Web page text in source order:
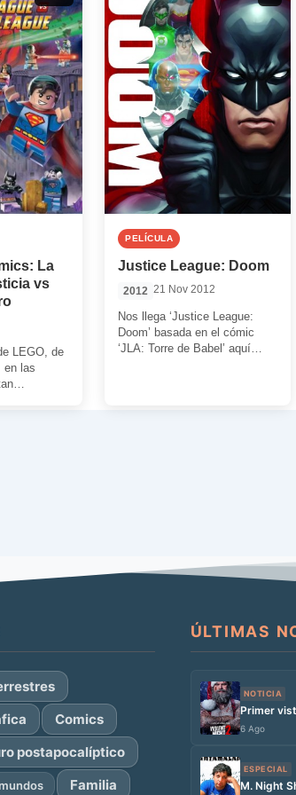
La
vs
LEGO, de
en las
PELÍCULA
Justice League: Doom
2012 21 Nov 2012
Nos llega ‘Justice League:
Doom’ basada en el cómic
‘JLA: Torre de Babel’ aquí
Comics
postapocalíptico
Familia
ÚLTIMAS
NOTICIA
Primer
6 Ago
ESPECIAL
M. Night